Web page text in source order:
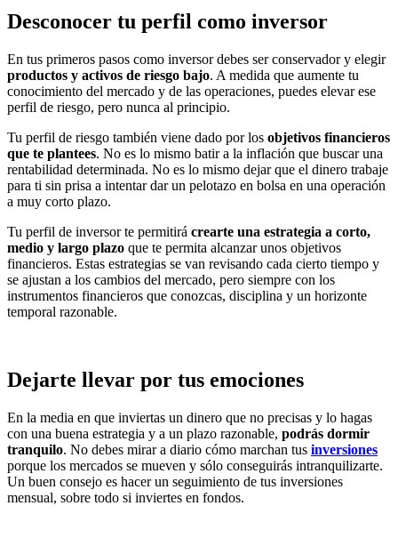
Desconocer tu perfil como inversor
En tus primeros pasos como inversor debes ser conservador y elegir
productos y activos de riesgo bajo. A medida que aumente tu
conocimiento del mercado y de las operaciones, puedes elevar ese
perfil de riesgo, pero nunca al principio.
Tu perfil de riesgo también viene dado por los objetivos financieros
que te plantees. No es lo mismo batir a la inflación que buscar una
rentabilidad determinada. No es lo mismo dejar que el dinero trabaje
para ti sin prisa a intentar dar un pelotazo en bolsa en una operación
a muy corto plazo.
Tu perfil de inversor te permitirá crearte una estrategia a corto,
medio y largo plazo que te permita alcanzar unos objetivos
financieros. Estas estrategias se van revisando cada cierto tiempo y
se ajustan a los cambios del mercado, pero siempre con los
instrumentos financieros que conozcas, disciplina y un horizonte
temporal razonable.
Dejarte llevar por tus emociones
En la media en que inviertas un dinero que no precisas y lo hagas
con una buena estrategia y a un plazo razonable, podrás dormir
tranquilo. No debes mirar a diario cómo marchan tus inversiones
porque los mercados se mueven y sólo conseguirás intranquilizarte.
Un buen consejo es hacer un seguimiento de tus inversiones
mensual, sobre todo si inviertes en fondos.